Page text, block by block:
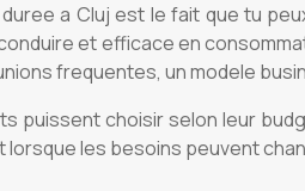
a Cluj est le fait que tu
et efficace en
frequentes, un modele
puissent choisir selon leur
les besoins peuvent